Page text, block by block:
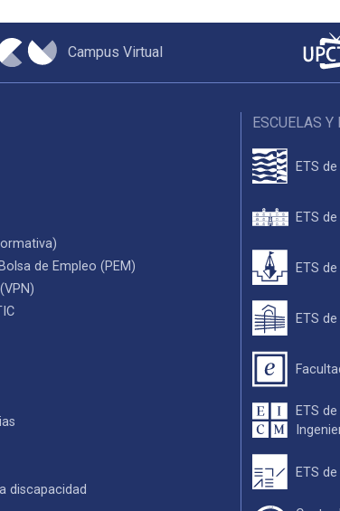
Campus Virtual
de Empleo (PEM)
discapacidad
ESCUELAS Y
ETS
ETS
ETS
ETS
ETS
ETS